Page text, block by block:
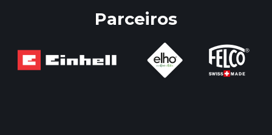
Parceiros